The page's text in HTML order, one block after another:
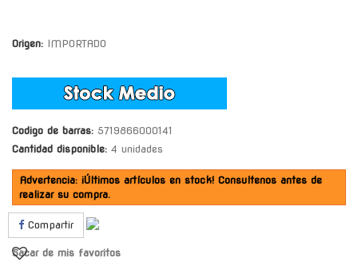
Origen: IMPORTADO
Codigo de barras: 5719866000141
Cantidad disponible: 4 unidades
Advertencia: ¡Últimos artículos en stock! Consultenos antes de
realizar su compra.
Compartir
Sacar de mis favoritos